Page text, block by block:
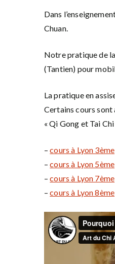
Dans
Chuan.
Notre pratique de
(Tantien) pour
La pratique en
Certains cours sont
« Qi Gong et Tai
–cours à Lyon 3ème
–cours à Lyon 5ème
–cours à Lyon 7ème
–cours à Lyon 8ème